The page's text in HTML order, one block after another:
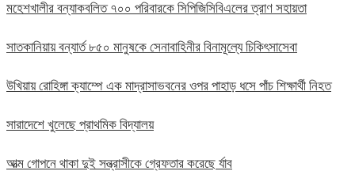
মহেশখালীর বন্যাকবলিত ৭০০ পরিবারকে সিপিজিসিবিএলের ত্রাণ সহায়তা
সাতকানিয়ায় বন্যার্ত ৮৫০ মানুষকে সেনাবাহিনীর বিনামূল্যে চিকিৎসাসেবা
উখিয়ায় রোহিঙ্গা ক্যাম্পে এক মাদ্রাসাভবনের ওপর পাহাড় ধসে পাঁচ শিক্ষার্থী নিহত
সারাদেশে খুলেছে প্রাথমিক বিদ্যালয়
আত্ম গোপনে থাকা দুই সন্ত্রাসীকে গ্রেফতার করেছে র্যাব